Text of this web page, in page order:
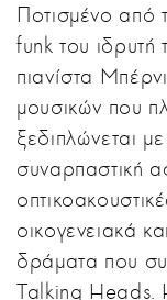
Ποτισμένο από
funk του
πιανίστα
μουσικών που
ξεδιπλώνεται
συναρπαστική
οικογενειακά
δράματα που
Talking Heads.